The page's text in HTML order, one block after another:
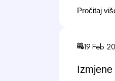
Pročitaj
19 Feb